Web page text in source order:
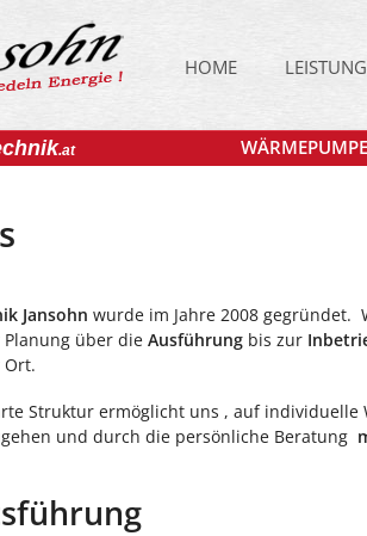
HOME
.at
Jansohn wurde im Jahre 2008 gegründet.
über die Ausführung bis zur
Ort.
Struktur ermöglicht uns , auf individuelle
und durch die persönliche Beratung